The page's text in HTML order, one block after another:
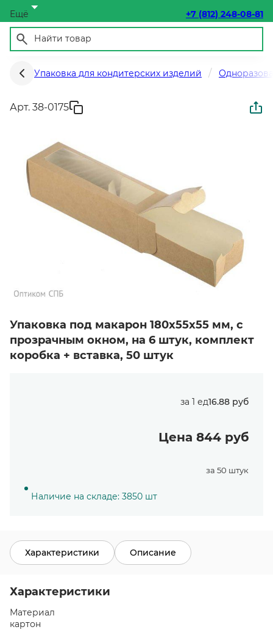
Ещё +7 (812) 248-08-81
Упаковка для кондитерских изделий
Арт. 38-0175
Упаковка под макарон 180х55х55 мм, с
прозрачным окном, на 6 штук, комплект
коробка + вставка, 50 штук
за 1 ед16.88 руб
Цена 844 руб
за 50 штук
Наличие на складе: 3850 шт
Характеристики Описание
Характеристики
Материал
картон